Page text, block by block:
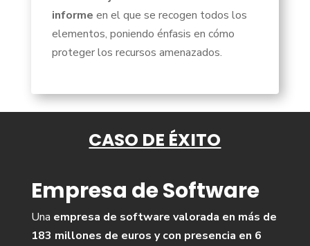
informe en el que se recogen todos los
elementos, poniendo énfasis en cómo
proteger los recursos amenazados.
CASO DE ÉXITO
Empresa de Software
Una empresa de software valorada en más de
183 millones de euros y con presencia en 6